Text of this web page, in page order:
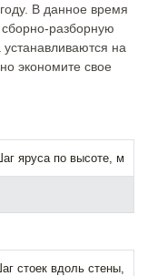
В данное время
разборную
устанавливаются на
экономите свое
Шаг яруса по высоте, м
стоек вдоль стены,